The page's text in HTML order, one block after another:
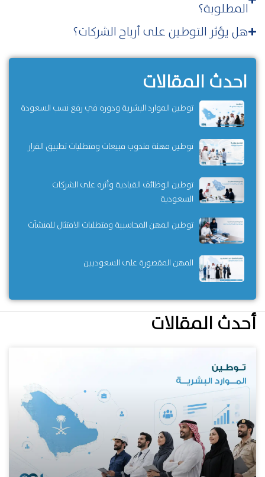
المطلوبة؟
هل يؤثر التوطين على أرباح الشركات؟
احدث المقالات
توطين الموارد البشرية ودوره في رفع نسب السعودة
توطين مهنة مندوب مبيعات ومتطلبات تطبيق القرار
توطين الوظائف القيادية وأثره على الشركات
السعودية
توطين المهن المحاسبية ومتطلبات الامتثال للمنشآت
المهن المقصورة على السعوديين
أحدث المقالات